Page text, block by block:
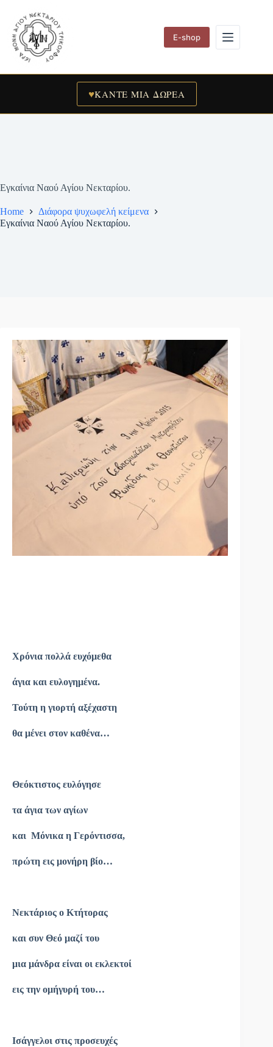
content
E-shop
♥ΚΑΝΤΕ ΜΙΑ ΔΩΡΕΑ
Εγκαίνια Ναού Αγίου Νεκταρίου.
Home
Διάφορα ψυχωφελή κείμενα
Εγκαίνια Ναού Αγίου Νεκταρίου.
Χρόνια πολλά ευχόμεθα
άγια και ευλογημένα.
Τούτη η γιορτή αξέχαστη
θα μένει στον καθένα…
Θεόκτιστος ευλόγησε
τα άγια των αγίων
και Μόνικα η Γερόντισσα,
πρώτη εις μονήρη βίο…
Νεκτάριος ο Κτήτορας
και συν Θεό μαζί του
μια μάνδρα είναι οι εκλεκτοί
εις την ομήγυρή του…
Ισάγγελοι στις προσευχές